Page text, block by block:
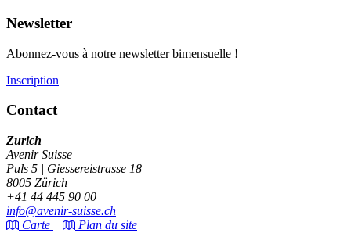
Newsletter
Abonnez-vous à notre newsletter bimensuelle !
Inscription
Contact
Zurich
Avenir Suisse
Puls 5 | Giessereistrasse 18
8005 Zürich
+41 44 445 90 00
info@avenir-suisse.ch
Carte
Plan du site